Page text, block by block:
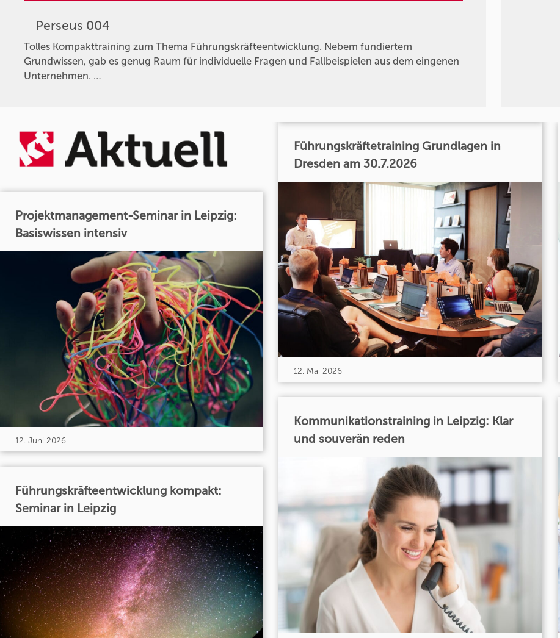
Perseus 004
Tolles Kompakttraining zum Thema Führungskräfteentwicklung. Nebem fundiertem
Grundwissen, gab es genug Raum für individuelle Fragen und Fallbeispielen aus dem eingenen
Unternehmen. …
Projektmanagement-Seminar in Leipzig:
Basiswissen intensiv
12. Juni 2026
Führungskräfteentwicklung kompakt:
Seminar in Leipzig
Führungskräftetraining Grundlagen in
Dresden am 30.7.2026
12. Mai 2026
Kommunikationstraining in Leipzig: Klar
und souverän reden